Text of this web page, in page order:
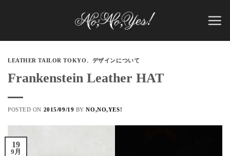
LEATHER TAILOR TOKYO、 デザインについて
Frankenstein Leather HAT
POSTED ON 2015/09/19 BYNO,NO,YES!
19
9月